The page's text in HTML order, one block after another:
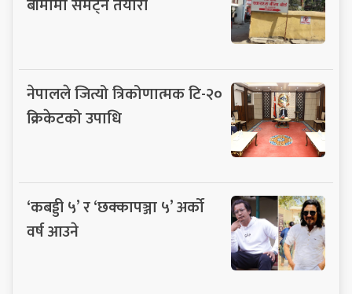
नेपालले जित्यो त्रिकोणात्मक टि-२०
क्रिकेटको उपाधि
‘कबड्डी ५’ र ‘छक्कापञ्जा ५’ अर्को
वर्ष आउने